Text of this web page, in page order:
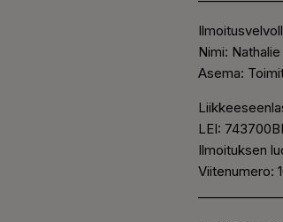
Nimi:
Asema:
LEI:
Ilmoituksen
Viitenumero: